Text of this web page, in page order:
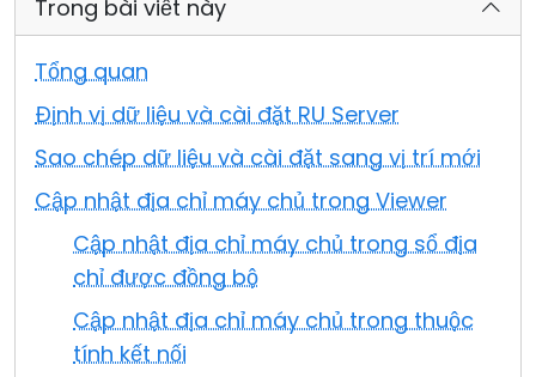
Trong bài viết này
Tổng quan
Định vị dữ liệu và cài đặt RU Server
Sao chép dữ liệu và cài đặt sang vị trí mới
Cập nhật địa chỉ máy chủ trong Viewer
Cập nhật địa chỉ máy chủ trong sổ địa
chỉ được đồng bộ
Cập nhật địa chỉ máy chủ trong thuộc
tính kết nối
Đám mây & Tại chỗ